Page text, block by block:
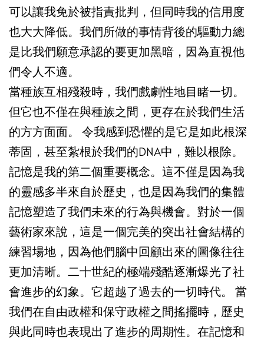
可以讓我免於被指責批判，但同時我的信用度
也大大降低。我們所做的事情背後的驅動力總
是比我們願意承認的要更加黑暗，因為直視他
們令人不適。
當種族互相殘殺時，我們戲劇性地目睹一切。
但它也不僅在與種族之間，更存在於我們生活
的方方面面。 令我感到恐懼的是它是如此根深
蒂固，甚至紮根於我們的DNA中，難以根除。
記憶是我的第二個重要概念。這不僅是因為我
的靈感多半來自於歷史，也是因為我們的集體
記憶塑造了我們未來的行為與機會。對於一個
藝術家來說，這是一個完美的突出社會結構的
練習場地，因為他們腦中回顧出來的圖像往往
更加清晰。二十世紀的極端殘酷逐漸爆光了社
會進步的幻象。它超越了過去的一切時代。 當
我們在自由政權和保守政權之間搖擺時，歷史
與此同時也表現出了進步的周期性。在記憶和